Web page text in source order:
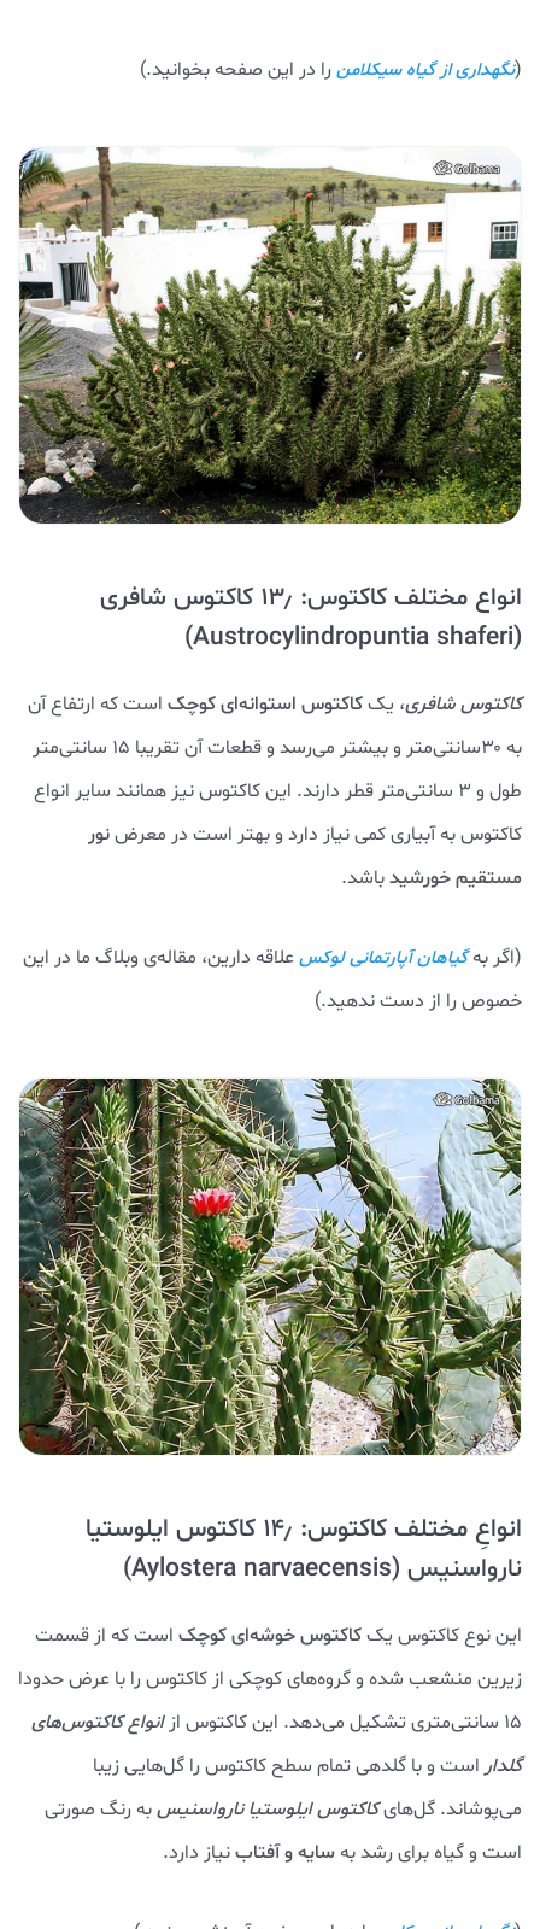
(نگهداری از گیاه سیکلامن را در این صفحه بخوانید.)
انواع مختلف کاکتوس: ۱۳٫ کاکتوس شافری
(Austrocylindropuntia shaferi)
کاکتوس شافری، یککاکتوس استوانه‌ای کوچک است که ارتفاع آن
به ۳۰سانتی‌متر و بیشتر می‌رسد و قطعات آن تقریبا ۱۵ سانتی‌متر
طول و ۳ سانتی‌متر قطر دارند. این کاکتوس نیز همانند سایر انواع
کاکتوس به آبیاری کمی نیاز دارد و بهتر است در معرضنور
مستقیم خورشیدباشد.
(اگر بهگیاهان آپارتمانی لوکسعلاقه دارین، مقاله‌ی وبلاگ ما در این
خصوص را از دست ندهید.)
انواعِ مختلف کاکتوس: ۱۴٫ کاکتوس ایلوستیا
نارواسنیس (Aylostera narvaecensis)
این نوع کاکتوس یککاکتوس خوشه‌ای کوچک است که از قسمت
زیرین منشعب شده و گروه‌های کوچکی از کاکتوس را با عرض حدودا
۱۵ سانتی‌متری تشکیل می‌دهد. این کاکتوس از
انواع کاکتوس‌های
گلدار است و با گلدهی تمام سطح کاکتوس را گل‌هایی زیبا
می‌پوشاند. گل‌هایکاکتوس ایلوستیا نارواسنیسبه رنگ صورتی
است و گیاه برای رشد بهسایه و آفتابنیاز دارد.